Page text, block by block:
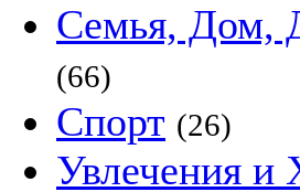
Семья, Дом,
(66)
Спорт (26)
Увлечения и